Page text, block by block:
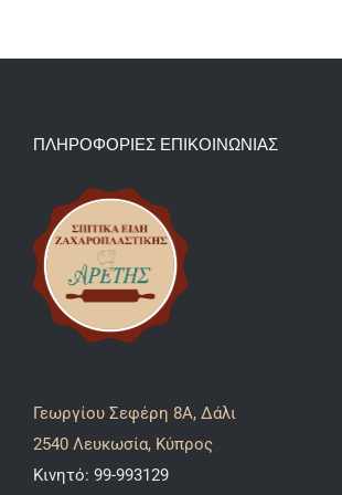
ΠΛΗΡΟΦΟΡΙΕΣ ΕΠΙΚΟΙΝΩΝΙΑΣ
Γεωργίου Σεφέρη 8A, Δάλι
2540 Λευκωσία, Κύπρος
Κινητό: 99-993129